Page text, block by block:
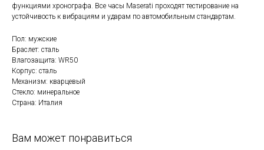
функциями хронографа. Все часы Maserati проходят тестирование на
устойчивость к вибрациям и ударам по автомобильным стандартам.
Пол: мужские
Браслет: сталь
Влагозащита: WR50
Корпус: сталь
Механизм: кварцевый
Стекло: минеральное
Страна: Италия
Вам может понравиться